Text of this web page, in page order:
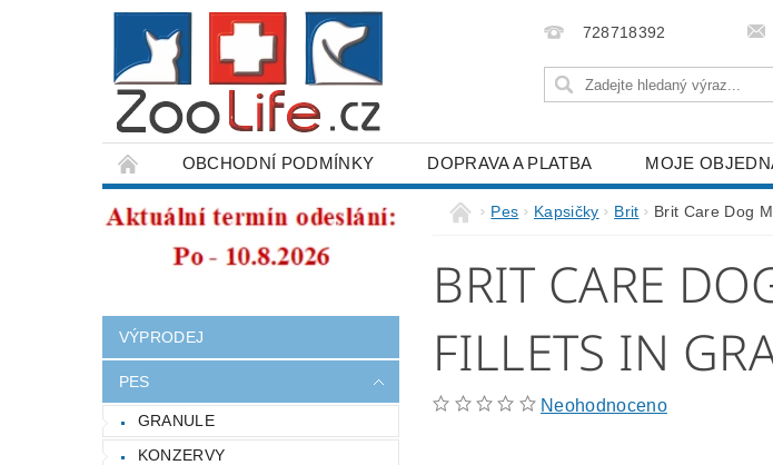
728718392
OBCHODNÍ PODMÍNKY DOPRAVA A PLATBA MOJE
ODSTOUPENÍ OD SMLOUVY
VÝPRODEJ
PES
GRANULE
KONZERVY
Pes Kapsičky Brit Brit Care Dog
BRIT CARE
FILLETS IN
Neohodnoceno